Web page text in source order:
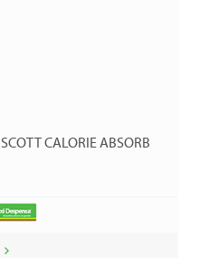
CALORIE ABSORB